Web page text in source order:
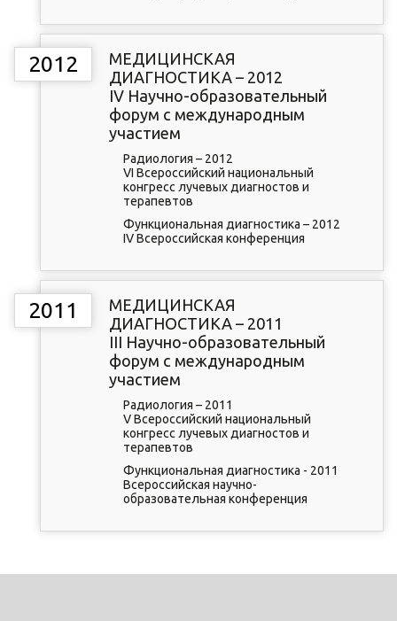
2012
МЕДИЦИНСКАЯ
ДИАГНОСТИКА – 2012
IV Научно-образовательный
форум с международным
участием
Радиология – 2012
VI Всероссийский национальный
конгресс лучевых диагностов и
терапевтов
Функциональная диагностика – 2012
IV Всероссийская конференция
2011
МЕДИЦИНСКАЯ
ДИАГНОСТИКА – 2011
III Научно-образовательный
форум с международным
участием
Радиология – 2011
V Всероссийский национальный
конгресс лучевых диагностов и
терапевтов
Функциональная диагностика - 2011
Всероссийская научно-
образовательная конференция